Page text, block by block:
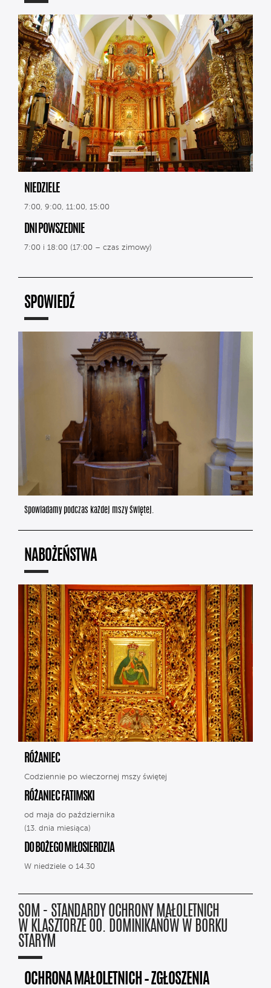
NIEDZIELE
7:00, 9:00, 11:00, 15:00
DNI POWSZEDNIE
7:00 i 18:00 (17:00 – czas zimowy)
SPOWIEDŹ
Spowiadamy podczas każdej mszy świętej.
NABOŻEŃSTWA
RÓŻANIEC
Codziennie po wieczornej mszy świętej
RÓŻANIEC FATIMSKI
od maja do października
(13. dnia miesiąca)
DO BOŻEGO MIŁOSIERDZIA
W niedziele o 14.30
SOM - STANDARDY OCHRONY MAŁOLETNICH
W KLASZTORZE OO. DOMINIKANÓW W BORKU
STARYM
OCHRONA MAŁOLETNICH – ZGŁOSZENIA